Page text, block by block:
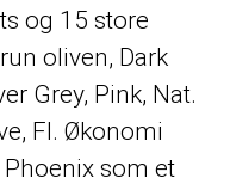
og 15 store
oliven, Dark
Grey, Pink, Nat.
Fl. Økonomi
som et